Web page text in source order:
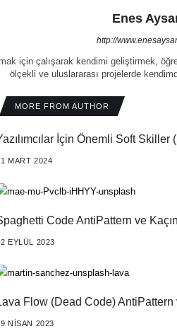
Enes
http://
için çalışarak kendimi geliştirmek,
ölçekli ve uluslararası projelerde
MORE FROM AUTHOR
İçin Önemli Soft
MART 2024
Code AntiPattern ve
EYLÜL 2023
Flow (Dead Code) AntiPattern
NISAN 2023